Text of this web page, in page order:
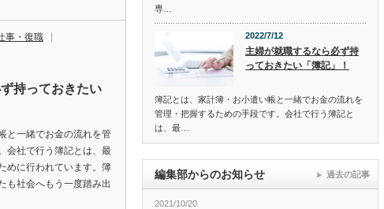
事・復職
持っておきたい
と一緒でお金の流れを管
会社で行う簿記とは、最
めに行われています。簿
も社会へもう一度踏み出
専…
2022/7/12
主婦が就職するなら必ず持
っておきたい「簿記」！
簿記とは、家計簿・お小遣い帳と一緒でお金の流れを
管理・把握するための手段です。会社で行う簿記と
は、最…
編集部からのお知らせ
2021/10/20
過去の記事